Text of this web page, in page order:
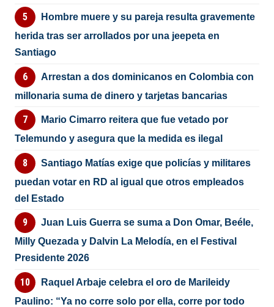
Hombre muere y su pareja resulta gravemente
herida tras ser arrollados por una jeepeta en
Santiago
Arrestan a dos dominicanos en Colombia con
millonaria suma de dinero y tarjetas bancarias
Mario Cimarro reitera que fue vetado por
Telemundo y asegura que la medida es ilegal
Santiago Matías exige que policías y militares
puedan votar en RD al igual que otros empleados
del Estado
Juan Luis Guerra se suma a Don Omar, Beéle,
Milly Quezada y Dalvin La Melodía, en el Festival
Presidente 2026
Raquel Arbaje celebra el oro de Marileidy
Paulino: “Ya no corre solo por ella, corre por todo